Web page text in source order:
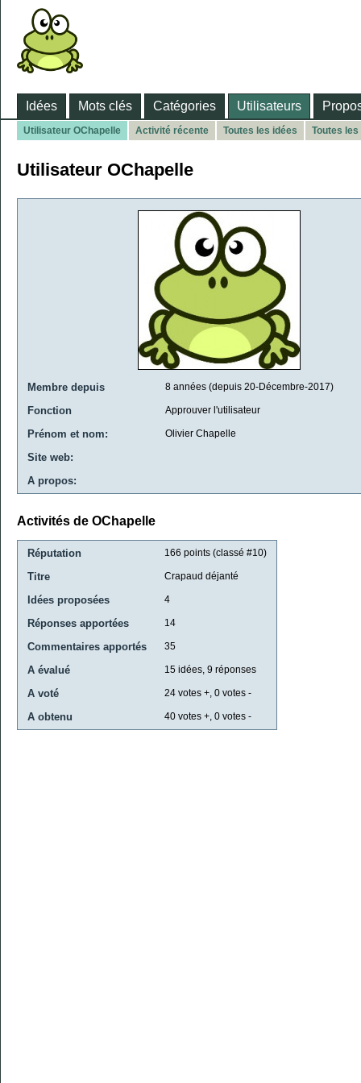
Idées Mots clés Catégories Utilisateurs
Utilisateur OChapelle Activité récente Toutes les idées Toutes
Utilisateur OChapelle
Membre depuis 8 années (depuis 20-Décembre-2017)
Fonction Approuver l'utilisateur
Prénom et nom: Olivier Chapelle
Site web:
A propos:
Activités de OChapelle
Réputation 166 points (classé #10)
Titre Crapaud déjanté
Idées proposées 4
Réponses apportées 14
Commentaires apportés 35
A évalué 15 idées, 9 réponses
A voté 24 votes +, 0 votes -
A obtenu 40 votes +, 0 votes -